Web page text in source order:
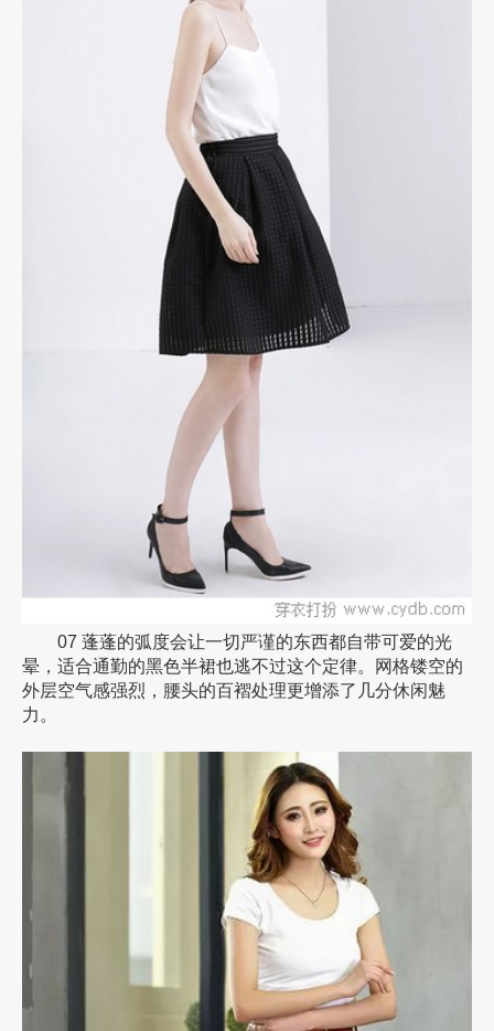
07 蓬蓬的弧度会让一切严谨的东西都自带可爱的光
晕，适合通勤的黑色半裙也逃不过这个定律。网格镂空的
外层空气感强烈，腰头的百褶处理更增添了几分休闲魅
力。